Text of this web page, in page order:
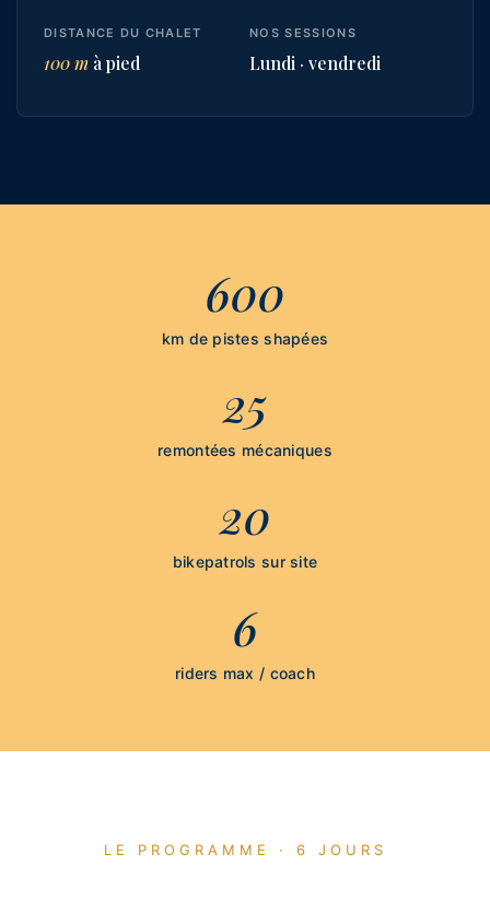
DISTANCE DU CHALET
100 m à pied
NOS SESSIONS
Lundi · vendredi
600
km de pistes shapées
25
remontées mécaniques
20
bikepatrols sur site
6
riders max / coach
LE PROGRAMME · 6 JOURS